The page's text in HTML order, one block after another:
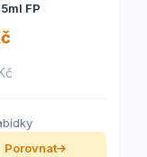
FP
Porovnat